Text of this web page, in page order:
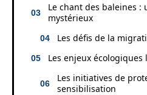
Le chant des baleines :
mystérieux
Les défis de la
Les enjeux écologiques
Les initiatives de
sensibilisation